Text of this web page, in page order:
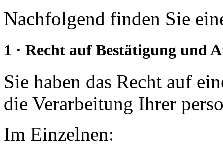
Nachfolgend finden Sie
1 · Recht auf Bestätigung und
Sie haben das Recht auf
die Verarbeitung Ihrer
Im Einzelnen: